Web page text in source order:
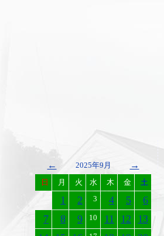
← 2025年9月 →
日 月 火 水 木 金 土
1 2 3 4 5
6
7
8 9 10 11 12
13